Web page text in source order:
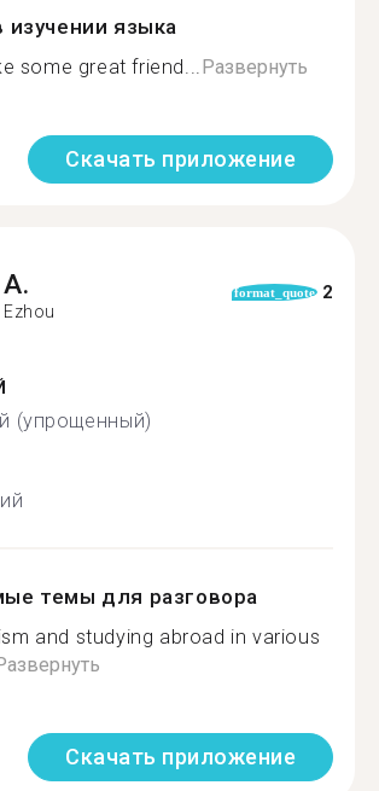
языка
some great friend...Развернуть
Скачать приложение
A.
Ezhou
format_quote 2
(упрощенный)
темы для разговора
and studying abroad in various
Скачать приложение